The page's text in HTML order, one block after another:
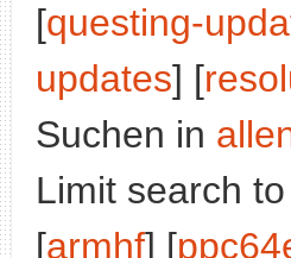
[questing-
updates] [
Suchen in
Limit search
[armhf] [